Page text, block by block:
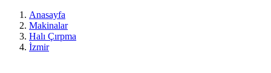
Anasayfa
Makinalar
Halı Çırpma
İzmir